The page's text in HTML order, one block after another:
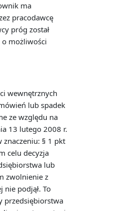
ma
pracodawcę
próg został
możliwości
wewnętrznych
lub spadek
ze względu na
13 lutego 2008 r.
znaczeniu: § 1 pkt
celu decyzja
lub
zwolnienie z
nie podjął. To
przedsiębiorstwa